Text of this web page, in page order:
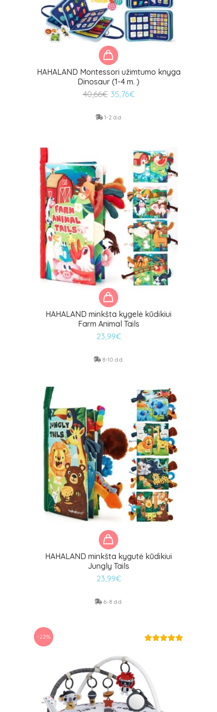
HAHALAND Montessori užimtumo knyga
Dinosaur (1-4 m. )
40,66€ Original
was:
35,76€Current
1-2 d.d.
HAHALAND minkšta kygelė kūdikiui
Farm Animal Tails
23,99€
8-10 d.d.
HAHALAND minkšta kygutė kūdikiui
Jungly Tails
23,99€
6-8 d.d.
-22%